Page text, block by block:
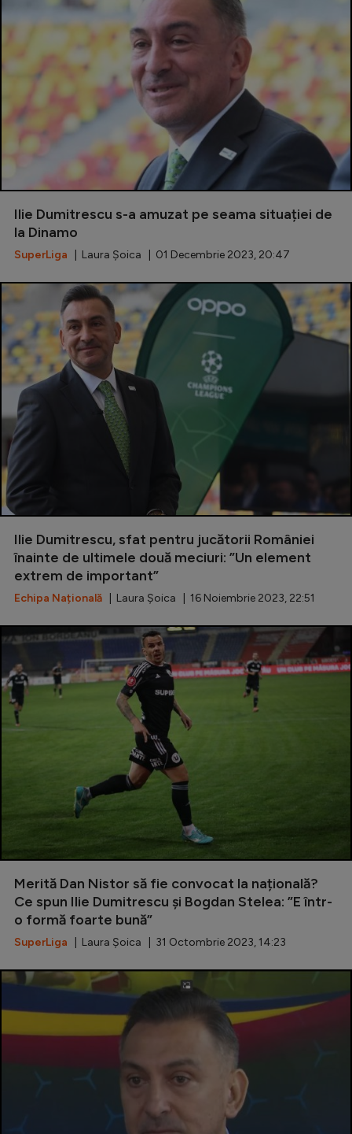
Ilie Dumitrescu s-a amuzat pe seama situației de
la Dinamo
SuperLiga | Laura Șoica | 01 Decembrie 2023, 20:47
Ilie Dumitrescu, sfat pentru jucătorii României
înainte de ultimele două meciuri: ”Un element
extrem de important”
Echipa Națională | Laura Șoica | 16 Noiembrie 2023, 22:51
Merită Dan Nistor să fie convocat la națională?
Ce spun Ilie Dumitrescu și Bogdan Stelea: ”E într-
o formă foarte bună”
SuperLiga | Laura Șoica | 31 Octombrie 2023, 14:23